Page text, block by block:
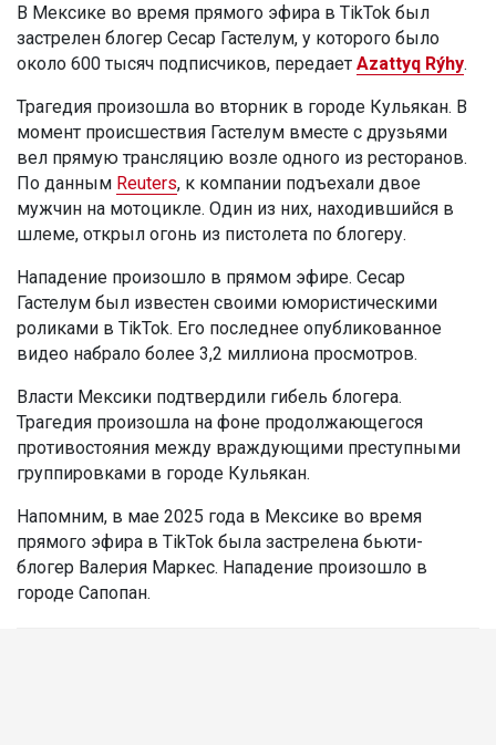
В Мексике во время прямого эфира в TikTok был
застрелен блогер Сесар Гастелум, у которого было
около 600 тысяч подписчиков, передает Azattyq Rýhy.
Трагедия произошла во вторник в городе Кульякан. В
момент происшествия Гастелум вместе с друзьями
вел прямую трансляцию возле одного из ресторанов.
По данным Reuters, к компании подъехали двое
мужчин на мотоцикле. Один из них, находившийся в
шлеме, открыл огонь из пистолета по блогеру.
Нападение произошло в прямом эфире. Сесар
Гастелум был известен своими юмористическими
роликами в TikTok. Его последнее опубликованное
видео набрало более 3,2 миллиона просмотров.
Власти Мексики подтвердили гибель блогера.
Трагедия произошла на фоне продолжающегося
противостояния между враждующими преступными
группировками в городе Кульякан.
Напомним, в мае 2025 года в Мексике во время
прямого эфира в TikTok была застрелена бьюти-
блогер Валерия Маркес. Нападение произошло в
городе Сапопан.